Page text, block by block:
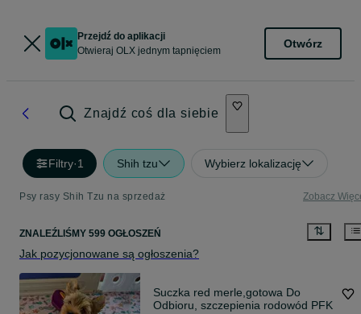
Przejdź do aplikacji
Otwieraj OLX jednym tapnięciem
Otwórz
Znajdź coś dla siebie
Filtry·1 Shih tzu Wybierz lokalizację
Psy rasy Shih Tzu na sprzedaż Zobacz
ZNALEŹLIŚMY 599 OGŁOSZEŃ
Jak pozycjonowane są ogłoszenia?
Suczka red merle,gotowa Do
Odbioru, szczepienia rodowód PFK